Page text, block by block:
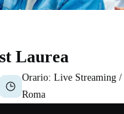
Laurea
Orario: Live Streaming /
Roma